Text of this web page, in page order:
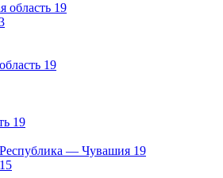
область 19
19
19
— Чувашия 19
15